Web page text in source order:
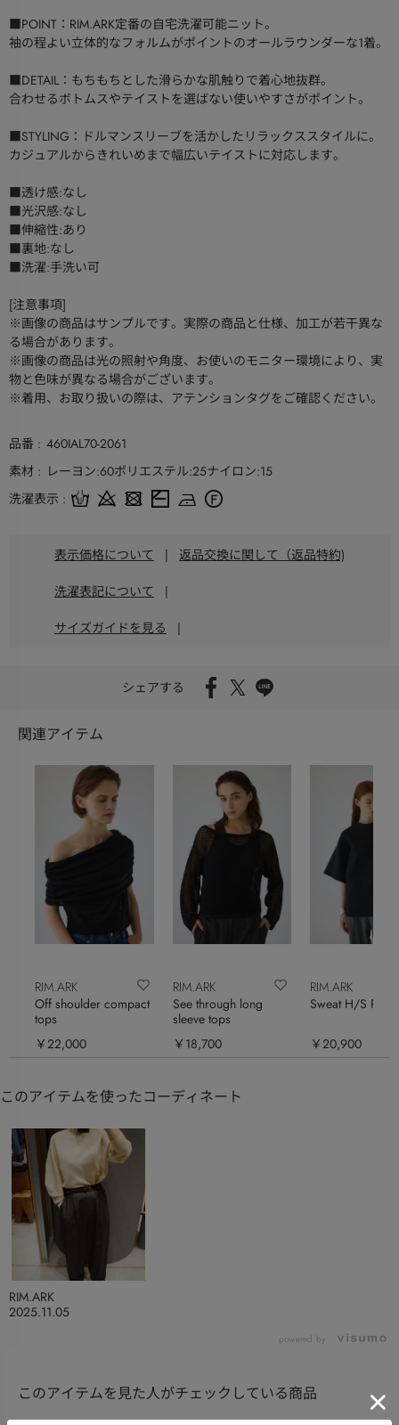
■POINT：RIM.ARK定番の自宅洗濯可能ニット。
袖の程よい立体的なフォルムがポイントのオールラウンダーな1着。
■DETAIL：もちもちとした滑らかな肌触りで着心地抜群。
合わせるボトムスやテイストを選ばない使いやすさがポイント。
■STYLING：ドルマンスリーブを活かしたリラックススタイルに。
カジュアルからきれいめまで幅広いテイストに対応します。
■透け感:なし
■光沢感:なし
■伸縮性:あり
■裏地:なし
■洗濯:手洗い可
[注意事項]
※画像の商品はサンプルです。実際の商品と仕様、加工が若干異な
る場合があります。
※画像の商品は光の照射や角度、お使いのモニター環境により、実
物と色味が異なる場合がございます。
※着用、お取り扱いの際は、アテンションタグをご確認ください。
品番
460IAL70-2061
素材
レーヨン:60ポリエステル:25ナイロン:15
洗濯表示
表示価格について | 返品交換に関して（返品特約)
洗濯表記について |
サイズガイドを見る |
シェアする
関連アイテム
RIM.ARK
Off shoulder compact
tops
￥22,000
RIM.ARK
See through long
sleeve tops
￥18,700
RIM.ARK
Sweat H/S PO
￥20,900
このアイテムを使ったコーディネート
2025.11.05
RIM.ARK
powered by
このアイテムを見た人がチェックしている商品